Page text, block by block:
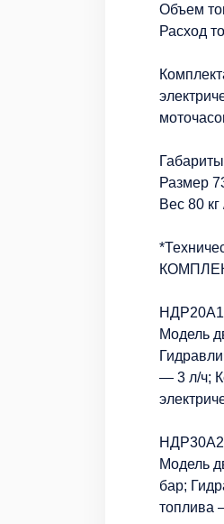
Объем
Расход
Габариты
Размер
Вес 80 кг
НДР20А1
Модель
— 3 л/ч;
НДР30А2
Модель
бар;
топлива